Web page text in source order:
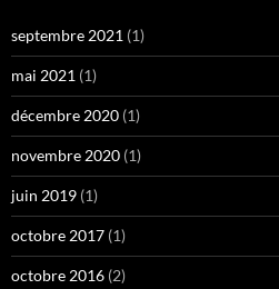
septembre 2021 (1)
mai 2021 (1)
décembre 2020 (1)
novembre 2020 (1)
juin 2019 (1)
octobre 2017 (1)
octobre 2016 (2)